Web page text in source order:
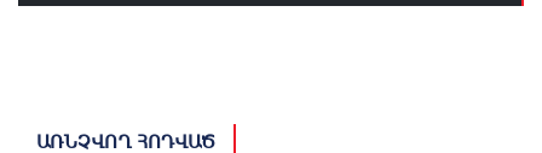
ԱՌՆՉՎՈՂ ՀՈԴՎԱԾ